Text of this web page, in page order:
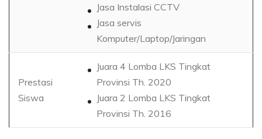
Jasa Instalasi CCTV
Jasa servis
Komputer/Laptop/Jaringan
Prestasi
Siswa
Juara 4 Lomba LKS Tingkat
Provinsi Th. 2020
Juara 2 Lomba LKS Tingkat
Provinsi Th. 2016